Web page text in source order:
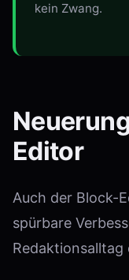
kein Zwang.
Editor
Auch der Block-
spürbare
Redaktionsalltag